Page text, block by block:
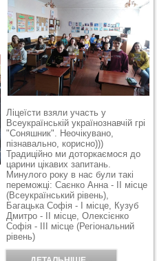
Ліцеїсти взяли участь у
Всеукраїнській українознавчій грі
"Соняшник". Неочікувано,
пізнавально, корисно)))
Традиційно ми доторкаємося до
царини цікавих запитань.
Минулого року в нас були такі
переможці: Саєнко Анна - ІІ місце
(Всеукраїнський рівень),
Багацька Софія - І місце, Кузуб
Дмитро - ІІ місце, Олексієнко
Софія - ІІІ місце (Регіональний
рівень)